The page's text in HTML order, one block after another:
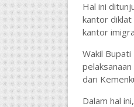
Hal ini
kantor diklat
kantor
Wakil
dari
Dalam hal